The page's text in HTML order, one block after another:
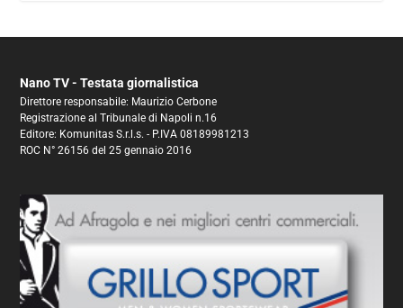
Nano TV - Testata giornalistica
Direttore responsabile: Maurizio Cerbone
Registrazione al Tribunale di Napoli n.16
Editore: Komunitas S.r.l.s. - P.IVA 08189981213
ROC N° 26156 del 25 gennaio 2016